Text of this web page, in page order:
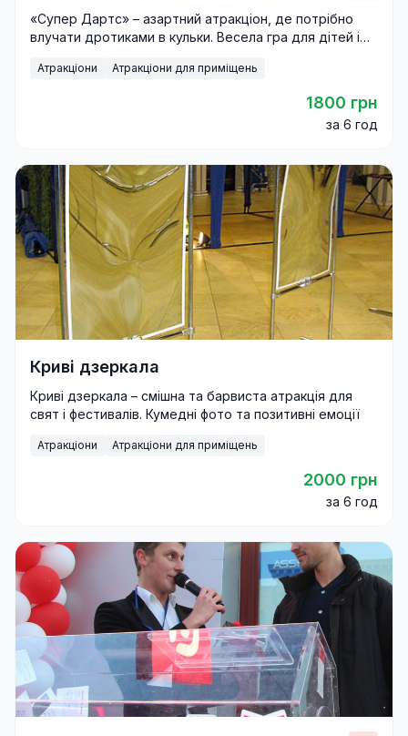
«Супер Дартс» – азартний атракціон, де потрібно
влучати дротиками в кульки. Весела гра для дітей і
Атракціони Атракціони для приміщень
1800 грн
за 6 год
Криві дзеркала
Криві дзеркала – смішна та барвиста атракція для
свят і фестивалів. Кумедні фото та позитивні емоції
Атракціони Атракціони для приміщень
2000 грн
за 6 год